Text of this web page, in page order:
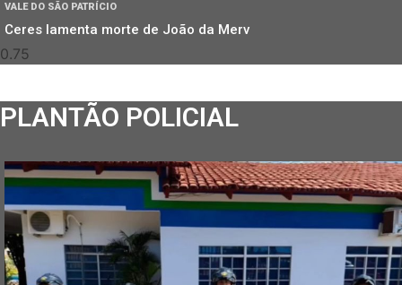
VALE DO SÃO PATRÍCIO
Ceres lamenta morte de João da Merv
PLANTÃO POLICIAL